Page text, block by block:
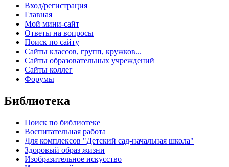
Вход/регистрация
Главная
Мой мини-сайт
Ответы на вопросы
Поиск по сайту
Сайты классов, групп, кружков...
Сайты образовательных учреждений
Сайты коллег
Форумы
Библиотека
Поиск по библиотеке
Воспитательная работа
Для комплексов "Детский сад-начальная школа"
Здоровый образ жизни
Изобразительное искусство